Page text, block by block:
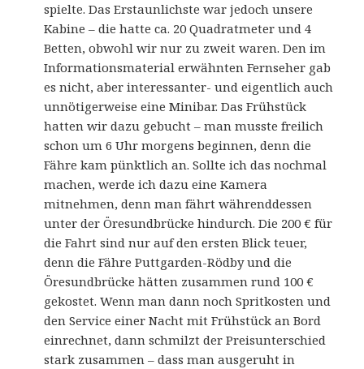
spielte. Das Erstaunlichste war jedoch unsere
Kabine – die hatte ca. 20 Quadratmeter und 4
Betten, obwohl wir nur zu zweit waren. Den im
Informationsmaterial erwähnten Fernseher gab
es nicht, aber interessanter- und eigentlich auch
unnötigerweise eine Minibar. Das Frühstück
hatten wir dazu gebucht – man musste freilich
schon um 6 Uhr morgens beginnen, denn die
Fähre kam pünktlich an. Sollte ich das nochmal
machen, werde ich dazu eine Kamera
mitnehmen, denn man fährt währenddessen
unter der Öresundbrücke hindurch. Die 200 € für
die Fahrt sind nur auf den ersten Blick teuer,
denn die Fähre Puttgarden-Rödby und die
Öresundbrücke hätten zusammen rund 100 €
gekostet. Wenn man dann noch Spritkosten und
den Service einer Nacht mit Frühstück an Bord
einrechnet, dann schmilzt der Preisunterschied
stark zusammen – dass man ausgeruht in